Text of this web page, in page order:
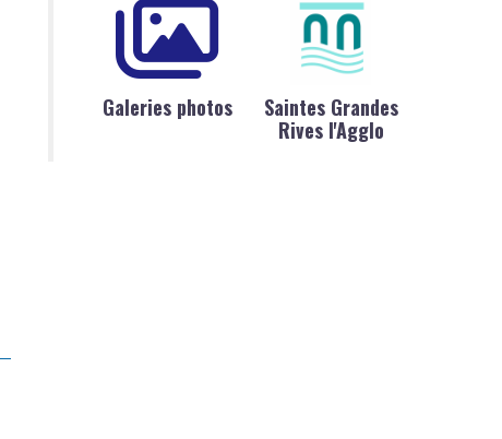
Galeries photos
Saintes Grandes
Rives l'Agglo